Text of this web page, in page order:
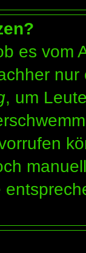
es vom
, um